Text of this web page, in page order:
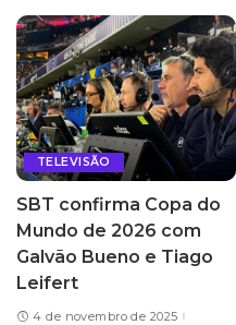
TELEVISÃO
SBT confirma Copa do
Mundo de 2026 com
Galvão Bueno e Tiago
Leifert
4 de novembro de 2025